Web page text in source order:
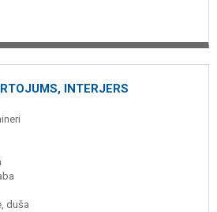
INTERJERS
duša